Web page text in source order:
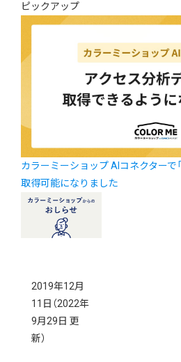
ピックアップ
カラーミーショップ AIコネクターで
取得可能になりました
2019年12月
11日 （2022年
9月29日 更
新）